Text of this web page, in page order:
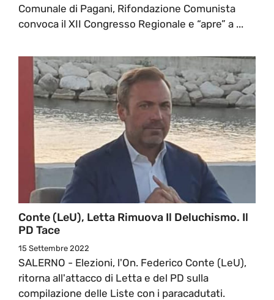
Comunale di Pagani, Rifondazione Comunista
convoca il XII Congresso Regionale e “apre” a ...
Conte (LeU), Letta Rimuova Il Deluchismo. Il
PD Tace
15 Settembre 2022
SALERNO - Elezioni, l'On. Federico Conte (LeU),
ritorna all'attacco di Letta e del PD sulla
compilazione delle Liste con i paracadutati.